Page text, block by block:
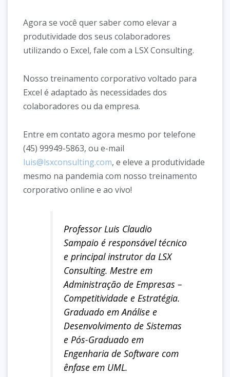
Agora se você quer saber como elevar a
produtividade dos seus colaboradores
utilizando o Excel, fale com a LSX Consulting.
Nosso treinamento corporativo voltado para
Excel é adaptado às necessidades dos
colaboradores ou da empresa.
Entre em contato agora mesmo por telefone
(45) 99949-5863, ou e-mail
luis@lsxconsulting.com, e eleve a produtividade
mesmo na pandemia com nosso treinamento
corporativo online e ao vivo!
Professor Luis Claudio
Sampaio é responsável técnico
e principal instrutor da LSX
Consulting. Mestre em
Administração de Empresas –
Competitividade e Estratégia.
Graduado em Análise e
Desenvolvimento de Sistemas
e Pós-Graduado em
Engenharia de Software com
ênfase em UML.